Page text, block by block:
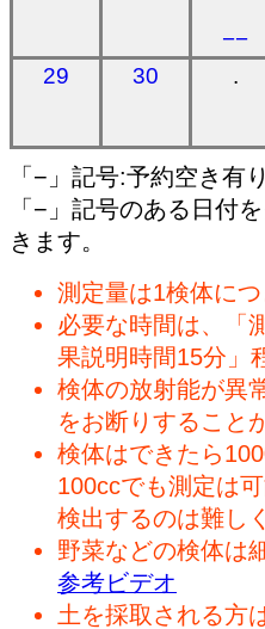
−−
29 30 .
「−」記号:予約空き
「−」記号のある日付
きます。
測定量は1検体につ
必要な時間は、「
果説明時間15分」
検体の放射能が異
をお断りすること
検体はできたら
100ccでも測定は
検出するのは難し
野菜などの検体は
参考ビデオ
土を採取される方